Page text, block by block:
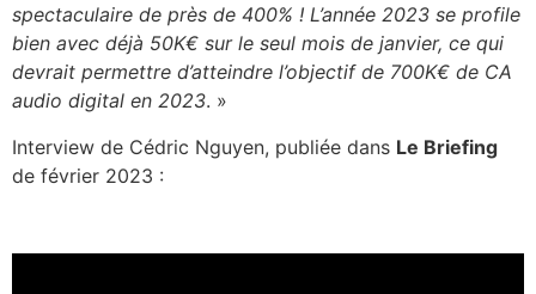
spectaculaire de près de 400% ! L’année 2023 se profile
bien avec déjà 50K€ sur le seul mois de janvier, ce qui
devrait permettre d’atteindre l’objectif de 700K€ de CA
audio digital en 2023. »
Interview de Cédric Nguyen, publiée dans Le Briefing
de février 2023 :